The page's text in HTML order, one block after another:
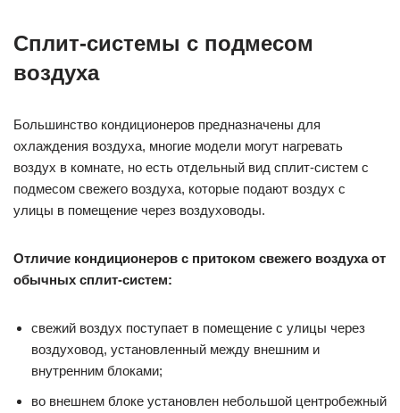
Сплит-системы с подмесом
воздуха
Большинство кондиционеров предназначены для
охлаждения воздуха, многие модели могут нагревать
воздух в комнате, но есть отдельный вид сплит-систем с
подмесом свежего воздуха, которые подают воздух с
улицы в помещение через воздуховоды.
Отличие кондиционеров с притоком свежего воздуха от
обычных сплит-систем:
свежий воздух поступает в помещение с улицы через
воздуховод, установленный между внешним и
внутренним блоками;
во внешнем блоке установлен небольшой центробежный